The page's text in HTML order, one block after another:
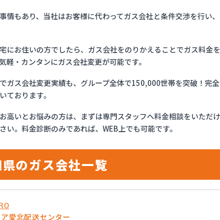
情もあり、当社はお客様に代わってガス会社と条件交渉を行い
にお住いの方でしたら、ガス会社をのりかえることでガス料金
軽・カンタンにガス会社変更が可能です。
ガス会社変更実績も、グループ全体で150,000世帯を突破！完
ております。
高いとお悩みの方は、まずは専門スタッフへ料金相談をいただ
い。料金診断のみであれば、WEB上でも可能です。
のガス会社一覧
愛北配送センター